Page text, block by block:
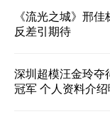
《流光之城》邢
反差引期待
深圳超模汪金玲夺
冠军 个人资料介